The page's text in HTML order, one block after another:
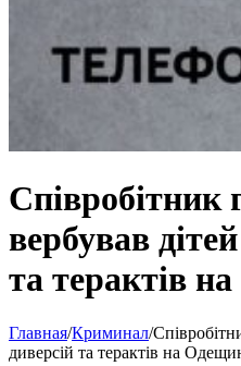
Співробітник
вербував
та терактів
Главная/Криминал/
диверсій та терактів на